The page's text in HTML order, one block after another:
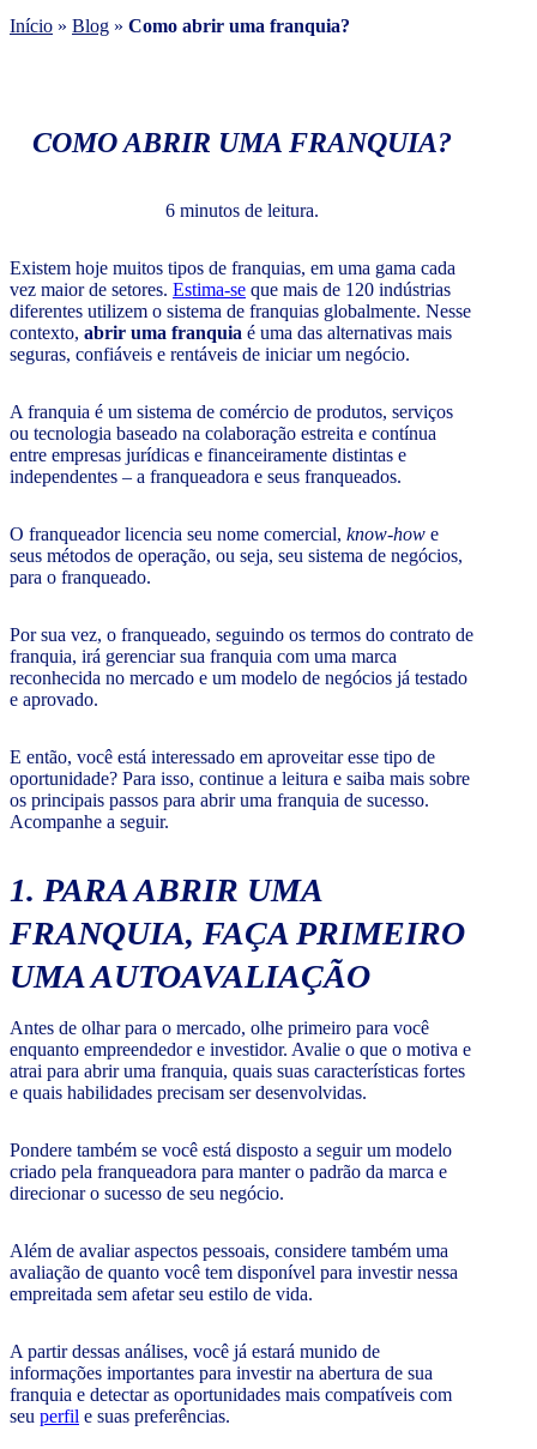
Início » Blog » Como abrir uma franquia?
COMO ABRIR UMA FRANQUIA?
6 minutos de leitura.
Existem hoje muitos tipos de franquias, em uma gama cada
vez maior de setores. Estima-se que mais de 120 indústrias
diferentes utilizem o sistema de franquias globalmente. Nesse
contexto, abrir uma franquia é uma das alternativas mais
seguras, confiáveis e rentáveis de iniciar um negócio.
A franquia é um sistema de comércio de produtos, serviços
ou tecnologia baseado na colaboração estreita e contínua
entre empresas jurídicas e financeiramente distintas e
independentes – a franqueadora e seus franqueados.
O franqueador licencia seu nome comercial, know-how e
seus métodos de operação, ou seja, seu sistema de negócios,
para o franqueado.
Por sua vez, o franqueado, seguindo os termos do contrato de
franquia, irá gerenciar sua franquia com uma marca
reconhecida no mercado e um modelo de negócios já testado
e aprovado.
E então, você está interessado em aproveitar esse tipo de
oportunidade? Para isso, continue a leitura e saiba mais sobre
os principais passos para abrir uma franquia de sucesso.
Acompanhe a seguir.
1. PARA ABRIR UMA
FRANQUIA, FAÇA PRIMEIRO
UMA AUTOAVALIAÇÃO
Antes de olhar para o mercado, olhe primeiro para você
enquanto empreendedor e investidor. Avalie o que o motiva e
atrai para abrir uma franquia, quais suas características fortes
e quais habilidades precisam ser desenvolvidas.
Pondere também se você está disposto a seguir um modelo
criado pela franqueadora para manter o padrão da marca e
direcionar o sucesso de seu negócio.
Além de avaliar aspectos pessoais, considere também uma
avaliação de quanto você tem disponível para investir nessa
empreitada sem afetar seu estilo de vida.
A partir dessas análises, você já estará munido de
informações importantes para investir na abertura de sua
franquia e detectar as oportunidades mais compatíveis com
seu perfil e suas preferências.